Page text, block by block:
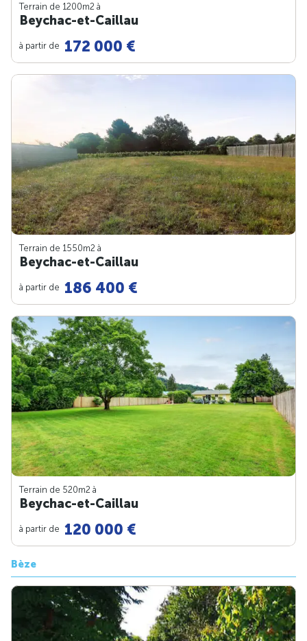
Terrain de 1200m2 à
Beychac-et-Caillau
à partir de 172 000 €
Terrain de 1550m2 à
Beychac-et-Caillau
à partir de 186 400 €
Terrain de 520m2 à
Beychac-et-Caillau
à partir de 120 000 €
Bèze